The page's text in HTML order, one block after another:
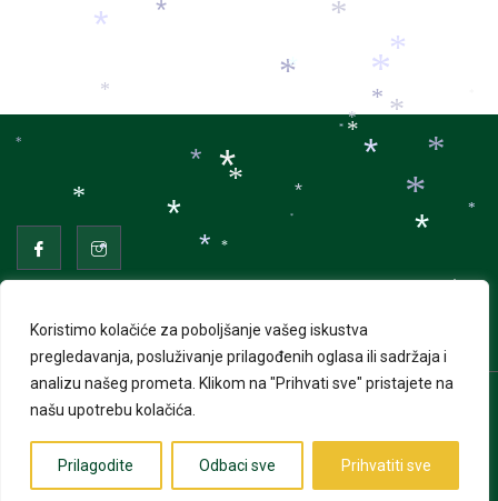
Koristimo kolačiće za poboljšanje vašeg iskustva
pregledavanja, posluživanje prilagođenih oglasa ili sadržaja i
analizu našeg prometa. Klikom na "Prihvati sve" pristajete na
našu upotrebu kolačića.
Prilagodite Odbaci sve Prihvatiti sve
© 2026 Advent u Puli. Sva prava pridržana | Izrada web
stranicaWeb Projekt
*
*
*
*
*
*
*
*
*
*
*
*
*
*
*
*
*
*
*
* *
*
* *
*
*
*
*
*
*
*
*
*
*
*
*
*